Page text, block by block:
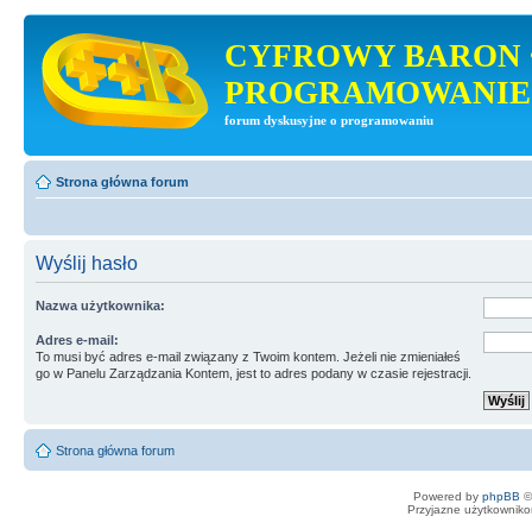
CYFROWY BARON
PROGRAMOWANIE
forum dyskusyjne o programowaniu
Strona główna forum
Wyślij hasło
Nazwa użytkownika:
Adres e-mail:
To musi być adres e-mail związany z Twoim kontem. Jeżeli nie zmieniałeś
go w Panelu Zarządzania Kontem, jest to adres podany w czasie rejestracji.
Strona główna forum
Powered by phpBB
Przyjazne